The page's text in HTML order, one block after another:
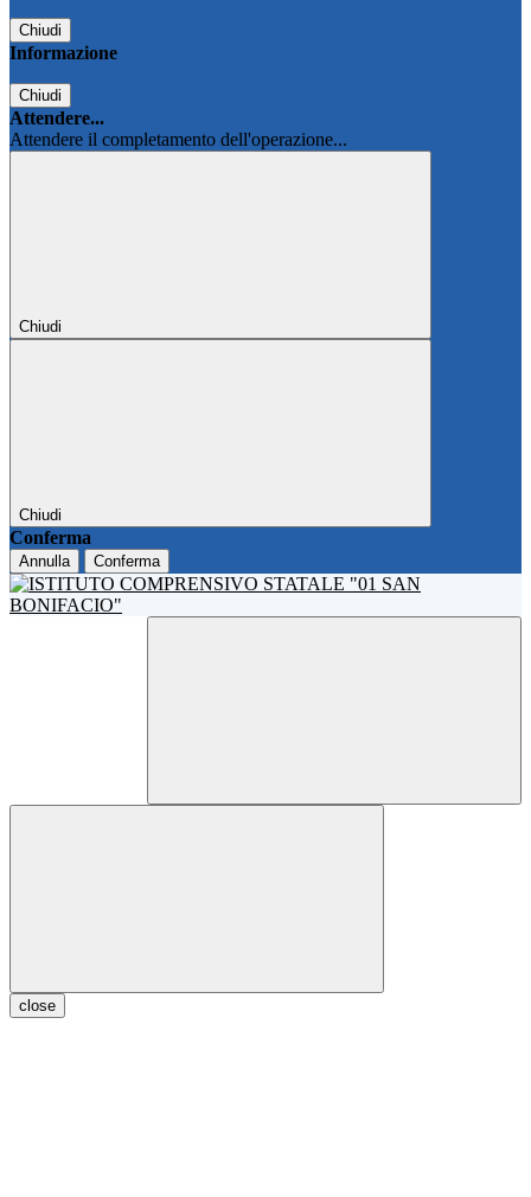
Chiudi
Informazione
Chiudi
Attendere...
Attendere il completamento dell'operazione...
Chiudi
Chiudi
Conferma
Annulla Conferma
close